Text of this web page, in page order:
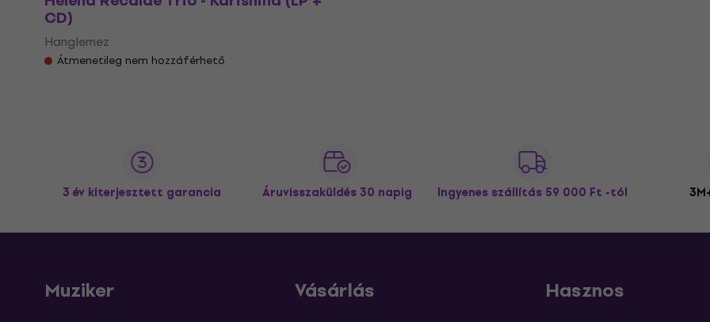
CD)
Hanglemez
Átmenetileg nem hozzáférhető
3 év kiterjesztett garancia Áruvisszaküldés 30 napig Ingyenes szállítás 59 000 Ft -tól
Muziker Vásárlás Hasznos